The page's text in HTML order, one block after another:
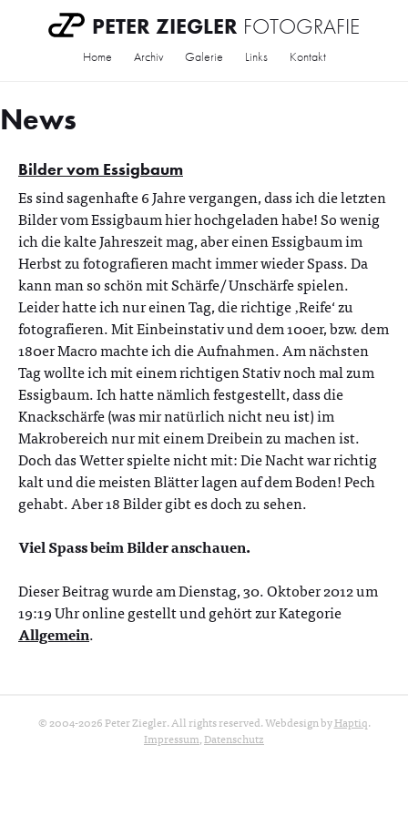
PETER ZIEGLER FOTOGRAFIE
Home Archiv Galerie Links Kontakt
News
Bilder vom Essigbaum
Es sind sagenhafte 6 Jahre vergangen, dass ich die letzten
Bilder vom Essigbaum hier hochgeladen habe! So wenig
ich die kalte Jahreszeit mag, aber einen Essigbaum im
Herbst zu fotografieren macht immer wieder Spass. Da
kann man so schön mit Schärfe/ Unschärfe spielen.
Leider hatte ich nur einen Tag, die richtige ‚Reife‘ zu
fotografieren. Mit Einbeinstativ und dem 100er, bzw. dem
180er Macro machte ich die Aufnahmen. Am nächsten
Tag wollte ich mit einem richtigen Stativ noch mal zum
Essigbaum. Ich hatte nämlich festgestellt, dass die
Knackschärfe (was mir natürlich nicht neu ist) im
Makrobereich nur mit einem Dreibein zu machen ist.
Doch das Wetter spielte nicht mit: Die Nacht war richtig
kalt und die meisten Blätter lagen auf dem Boden! Pech
gehabt. Aber 18 Bilder gibt es doch zu sehen.
Viel Spass beim Bilder anschauen.
Dieser Beitrag wurde am Dienstag, 30. Oktober 2012 um
19:19 Uhr online gestellt und gehört zur Kategorie
Allgemein.
© 2004-2026 Peter Ziegler. All rights reserved. Webdesign byHaptiq.
Impressum,Datenschutz